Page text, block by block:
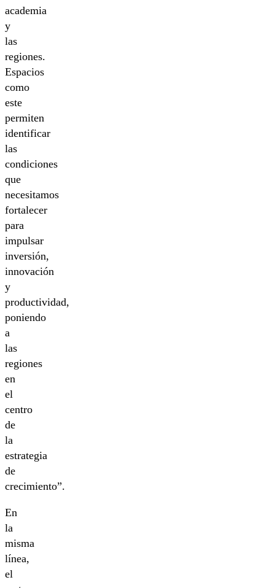
academia
y
las
regiones.
Espacios
como
este
permiten
identificar
las
condiciones
que
necesitamos
fortalecer
para
impulsar
inversión,
innovación
y
productividad,
poniendo
a
las
regiones
en
el
centro
de
la
estrategia
de
crecimiento”.
En
la
misma
línea,
el